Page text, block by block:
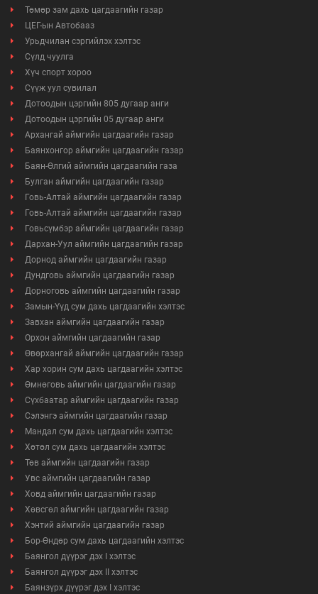
Төмөр зам дахь цагдаагийн газар
ЦЕГ-ын Автобааз
Урьдчилан сэргийлэх хэлтэс
Сүлд чуулга
Хүч спорт хороо
Сүүж уул сувилал
Дотоодын цэргийн 805 дугаар анги
Дотоодын цэргийн 05 дугаар анги
Архангай аймгийн цагдаагийн газар
Баянхонгор аймгийн цагдаагийн газар
Баян-Өлгий аймгийн цагдаагийн газа
Булган аймгийн цагдаагийн газар
Говь-Алтай аймгийн цагдаагийн газар
Говь-Алтай аймгийн цагдаагийн газар
Говьсүмбэр аймгийн цагдаагийн газар
Дархан-Уул аймгийн цагдаагийн газар
Дорнод аймгийн цагдаагийн газар
Дундговь аймгийн цагдаагийн газар
Дорноговь аймгийн цагдаагийн газар
Замын-Үүд сум дахь цагдаагийн хэлтэс
Завхан аймгийн цагдаагийн газар
Орхон аймгийн цагдаагийн газар
Өвөрхангай аймгийн цагдаагийн газар
Хар хорин сум дахь цагдаагийн хэлтэс
Өмнөговь аймгийн цагдаагийн газар
Сүхбаатар аймгийн цагдаагийн газар
Сэлэнгэ аймгийн цагдаагийн газар
Мандал сум дахь цагдаагийн хэлтэс
Хөтөл сум дахь цагдаагийн хэлтэс
Төв аймгийн цагдаагийн газар
Увс аймгийн цагдаагийн газар
Ховд аймгийн цагдаагийн газар
Хөвсгөл аймгийн цагдаагийн газар
Хэнтий аймгийн цагдаагийн газар
Бор-Өндөр сум дахь цагдаагийн хэлтэс
Баянгол дүүрэг дэх I хэлтэс
Баянгол дүүрэг дэх II хэлтэс
Баянзүрх дүүрэг дэх I хэлтэс